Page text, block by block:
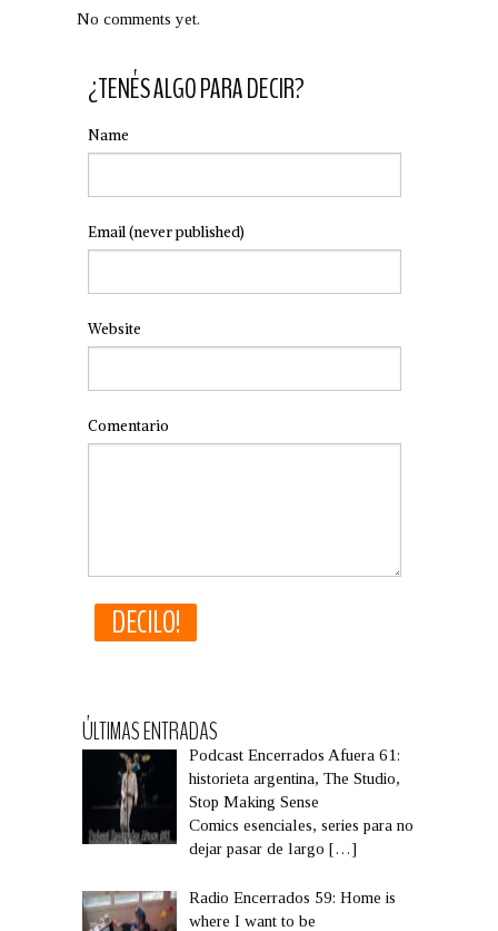
No comments yet.
¿TENÉS ALGO PARA DECIR?
Name
Email(never published)
Website
Comentario
ÚLTIMAS ENTRADAS
Podcast Encerrados Afuera 61:
historieta argentina, The Studio,
Stop Making Sense
Comics esenciales, series para no
dejar pasar de largo[…]
Radio Encerrados 59: Home is
where I want to be